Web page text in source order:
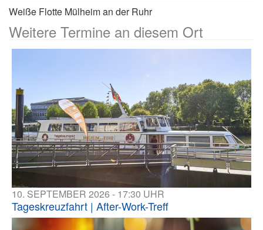
Weiße Flotte Mülheim an der Ruhr
Weitere Termine an diesem Ort
10. SEPTEMBER 2026 - 17:30 UHR
Tageskreuzfahrt | After-Work-Treff